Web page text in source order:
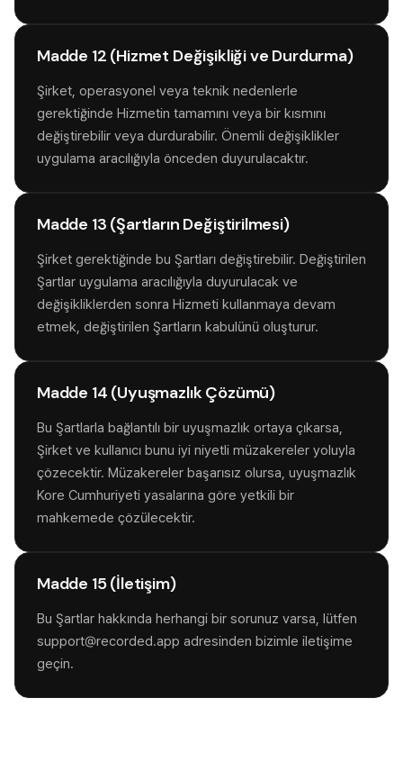
Madde 12 (Hizmet Değişikliği ve Durdurma)
Şirket, operasyonel veya teknik nedenlerle
gerektiğinde Hizmetin tamamını veya bir kısmını
değiştirebilir veya durdurabilir. Önemli değişiklikler
uygulama aracılığıyla önceden duyurulacaktır.
Madde 13 (Şartların Değiştirilmesi)
Şirket gerektiğinde bu Şartları değiştirebilir. Değiştirilen
Şartlar uygulama aracılığıyla duyurulacak ve
değişikliklerden sonra Hizmeti kullanmaya devam
etmek, değiştirilen Şartların kabulünü oluşturur.
Madde 14 (Uyuşmazlık Çözümü)
Bu Şartlarla bağlantılı bir uyuşmazlık ortaya çıkarsa,
Şirket ve kullanıcı bunu iyi niyetli müzakereler yoluyla
çözecektir. Müzakereler başarısız olursa, uyuşmazlık
Kore Cumhuriyeti yasalarına göre yetkili bir
mahkemede çözülecektir.
Madde 15 (İletişim)
Bu Şartlar hakkında herhangi bir sorunuz varsa, lütfen
support@recorded.app adresinden bizimle iletişime
geçin.